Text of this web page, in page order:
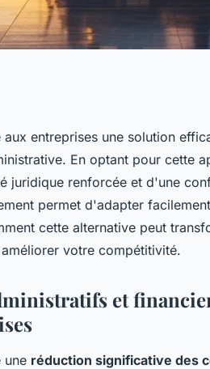
salarial
entreprises une solution
En optant pour cette
juridique renforcée et d'une
permet d'adapter
cette alternative peut
votre compétitivité.
et
une réduction significative des